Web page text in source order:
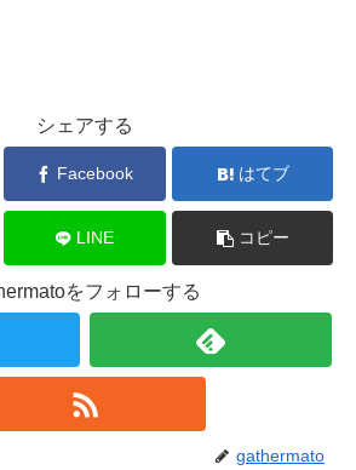
シェアする
Facebook はてブ
LINE コピー
をフォローする
gathermato